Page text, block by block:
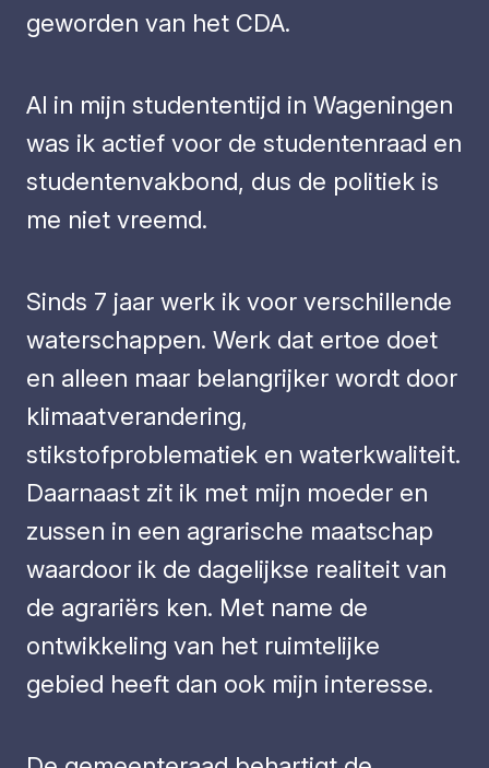
geworden van het CDA.
Al in mijn studententijd in Wageningen
was ik actief voor de studentenraad en
studentenvakbond, dus de politiek is
me niet vreemd.
Sinds 7 jaar werk ik voor verschillende
waterschappen. Werk dat ertoe doet
en alleen maar belangrijker wordt door
klimaatverandering,
stikstofproblematiek en waterkwaliteit.
Daarnaast zit ik met mijn moeder en
zussen in een agrarische maatschap
waardoor ik de dagelijkse realiteit van
de agrariërs ken. Met name de
ontwikkeling van het ruimtelijke
gebied heeft dan ook mijn interesse.